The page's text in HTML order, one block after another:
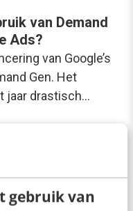
gebruik van
van Demand
Ads?
van Google’s
Gen. Het
jaar drastisch…